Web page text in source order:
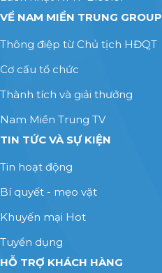
VỀ NAM MIỀN TRUNG GROUP
Thông điệp từ Chủ tịch HĐQT
Cơ cấu tổ chức
Thành tích và giải thưởng
Nam Miền Trung TV
TIN TỨC VÀ SỰ KIỆN
Tin hoạt động
Bí quyết - mẹo vặt
Khuyến mại Hot
Tuyển dụng
HỖ TRỢ KHÁCH HÀNG